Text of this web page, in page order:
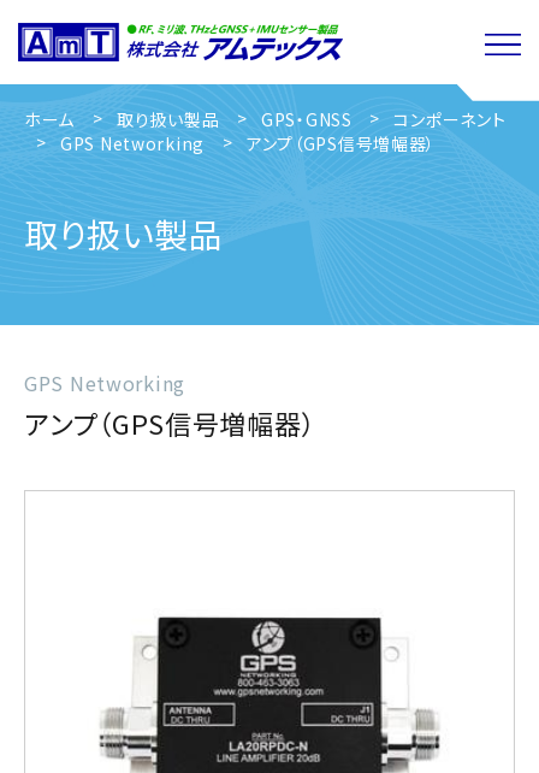
ホーム 取り扱い製品 GPS・GNSS
コンポーネント
GPS Networking
アンプ（GPS信号増幅器）
取り扱い製品
GPS Networking
アンプ（GPS信号増幅器）